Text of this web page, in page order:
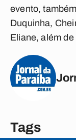
evento,
Duquinha,
Eliane, além
Tags